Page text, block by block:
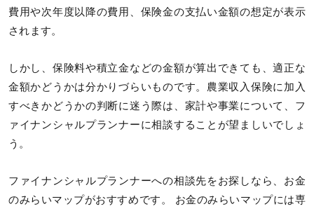
費用や次年度以降の費用、保険金の支払い金額の想定が表示
されます。
しかし、保険料や積立金などの金額が算出できても、適正な
金額かどうかは分かりづらいものです。農業収入保険に加入
すべきかどうかの判断に迷う際は、家計や事業について、フ
ァイナンシャルプランナーに相談することが望ましいでしょ
う。
ファイナンシャルプランナーへの相談先をお探しなら、お金
のみらいマップがおすすめです。 お金のみらいマップには専